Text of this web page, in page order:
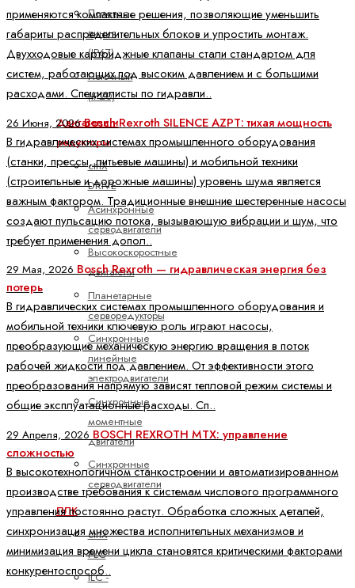
Полевая
линия
(IP67)
Поточный
(IP20)
Двигатели и
редукторы
ctrlX
DRIVE
Асинхронные
серводвигатели
Высокоскоростные
двигатели
Планетарные
серворедукторы
Синхронные
линейные
электродвигатели
Синхронные
моментные
двигатели
Синхронные
серводвигатели
ПЛК
ctrlX
PLC
ILC -
применяются компактные решения, позволяющие уменьшить
габариты распределительных блоков и упростить монтаж.
Двухходовые картриджные клапаны стали стандартом для
систем, работающих под высоким давлением и с большими
расходами. Специалисты по гидравли..
26 Июня, 2026Bosch Rexroth SILENCE AZPT: тихая мощность
В гидравлических системах промышленного оборудования
(станки, прессы, литьевые машины) и мобильной техники
(строительные и дорожные машины) уровень шума является
важным фактором. Традиционные внешние шестеренные насосы
создают пульсацию потока, вызывающую вибрации и шум, что
требует применения допол..
29 Мая, 2026 Bosch Rexroth — гидравлическая энергия без
потерь
В гидравлических системах промышленного оборудования и
мобильной техники ключевую роль играют насосы,
преобразующие механическую энергию вращения в поток
рабочей жидкости под давлением. От эффективности этого
преобразования напрямую зависят тепловой режим системы и
общие эксплуатационные расходы. Сп..
29 Апреля, 2026 BOSCH REXROTH MTX: управление
сложностью
В высокотехнологичном станкостроении и автоматизированном
производстве требования к системам числового программного
управления постоянно растут. Обработка сложных деталей,
синхронизация множества исполнительных механизмов и
минимизация времени цикла становятся критическими факторами
конкурентоспособ..